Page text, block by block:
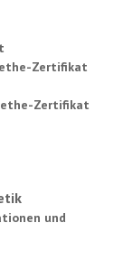
Zertifikat
Zertifikat
und